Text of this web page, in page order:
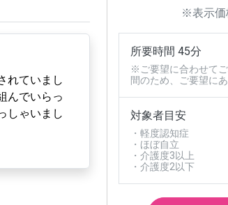
れていまし
んでいらっ
しゃいまし
※表示価
所要時間 45分
※ご要望に合わせて
間のため、ご要望に
対象者目安
・軽度認知症
・ほぼ自立
・介護度3以上
・介護度2以下